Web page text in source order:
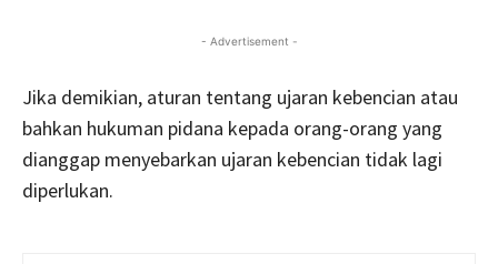
- Advertisement -
Jika demikian, aturan tentang ujaran kebencian atau
bahkan hukuman pidana kepada orang-orang yang
dianggap menyebarkan ujaran kebencian tidak lagi
diperlukan.